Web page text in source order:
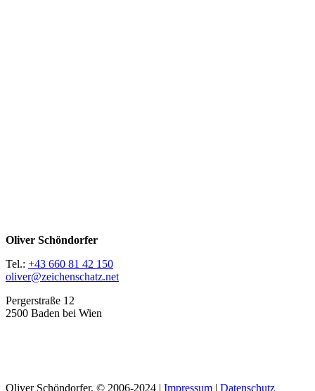
Oliver Schöndorfer
Tel.: +43 660 81 42 150
oliver@zeichenschatz.net
Pergerstraße 12
2500 Baden bei Wien
Oliver Schöndorfer, © 2006-2024 | Impressum | Datenschutz